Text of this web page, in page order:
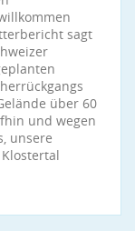
sagt
über 60
und wegen
unsere